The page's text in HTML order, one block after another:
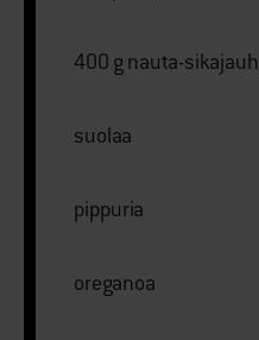
400 g nauta-
suolaa
pippuria
oreganoa